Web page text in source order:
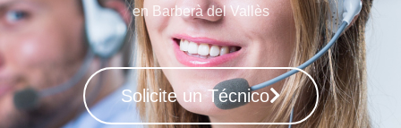
en Barberà del Vallès
Solicite un Técnico